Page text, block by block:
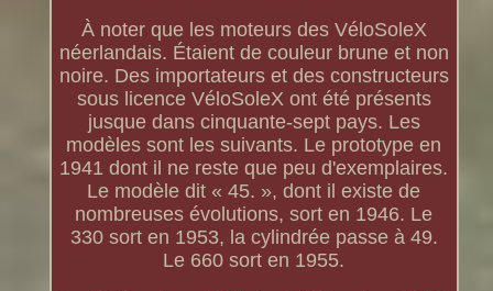
À noter que les moteurs des VéloSoleX
néerlandais. Étaient de couleur brune et non
noire. Des importateurs et des constructeurs
sous licence VéloSoleX ont été présents
jusque dans cinquante-sept pays. Les
modèles sont les suivants. Le prototype en
1941 dont il ne reste que peu d'exemplaires.
Le modèle dit « 45. », dont il existe de
nombreuses évolutions, sort en 1946. Le
330 sort en 1953, la cylindrée passe à 49.
Le 660 sort en 1955.